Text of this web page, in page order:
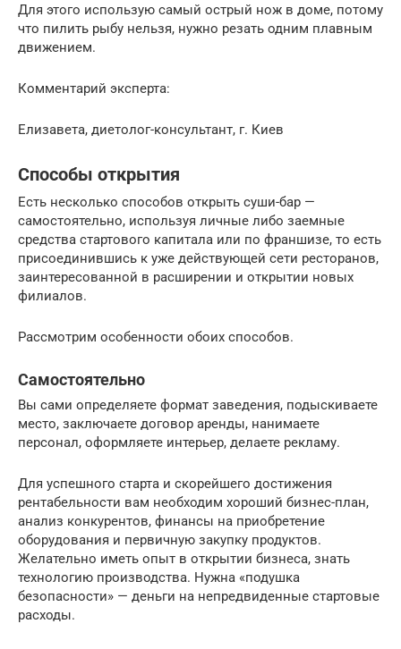
Для этого использую самый острый нож в доме, потому
что пилить рыбу нельзя, нужно резать одним плавным
движением.
Комментарий эксперта:
Елизавета, диетолог-консультант, г. Киев
Способы открытия
Есть несколько способов открыть суши-бар —
самостоятельно, используя личные либо заемные
средства стартового капитала или по франшизе, то есть
присоединившись к уже действующей сети ресторанов,
заинтересованной в расширении и открытии новых
филиалов.
Рассмотрим особенности обоих способов.
Самостоятельно
Вы сами определяете формат заведения, подыскиваете
место, заключаете договор аренды, нанимаете
персонал, оформляете интерьер, делаете рекламу.
Для успешного старта и скорейшего достижения
рентабельности вам необходим хороший бизнес-план,
анализ конкурентов, финансы на приобретение
оборудования и первичную закупку продуктов.
Желательно иметь опыт в открытии бизнеса, знать
технологию производства. Нужна «подушка
безопасности» — деньги на непредвиденные стартовые
расходы.